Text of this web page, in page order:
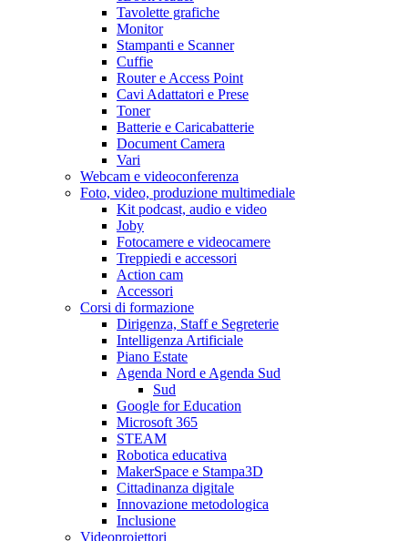
Tavolette grafiche
Monitor
Stampanti e Scanner
Cuffie
Router e Access Point
Cavi Adattatori e Prese
Toner
Batterie e Caricabatterie
Document Camera
Vari
Webcam e videoconferenza
Foto, video, produzione multimediale
Kit podcast, audio e video
Joby
Fotocamere e videocamere
Treppiedi e accessori
Action cam
Accessori
Corsi di formazione
Dirigenza, Staff e Segreterie
Intelligenza Artificiale
Piano Estate
Agenda Nord e Agenda Sud
Sud
Google for Education
Microsoft 365
STEAM
Robotica educativa
MakerSpace e Stampa3D
Cittadinanza digitale
Innovazione metodologica
Inclusione
Videoproiettori